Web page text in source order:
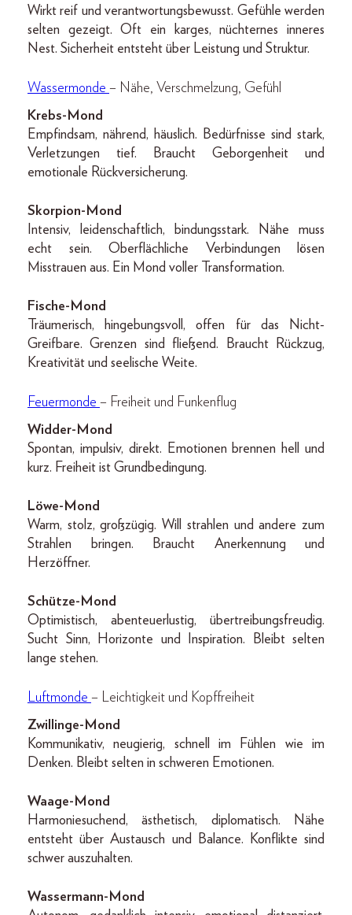
Wirkt reif und verantwortungsbewusst. Gefühle werden
selten gezeigt. Oft ein karges, nüchternes inneres
Nest. Sicherheit entsteht über Leistung und Struktur.
Wassermonde – Nähe, Verschmelzung, Gefühl
Krebs-Mond
Empfindsam, nährend, häuslich. Bedürfnisse sind stark,
Verletzungen tief. Braucht Geborgenheit und
emotionale Rückversicherung.
Skorpion-Mond
Intensiv, leidenschaftlich, bindungsstark. Nähe muss
echt sein. Oberflächliche Verbindungen lösen
Misstrauen aus. Ein Mond voller Transformation.
Fische-Mond
Träumerisch, hingebungsvoll, offen für das Nicht-
Greifbare. Grenzen sind fließend. Braucht Rückzug,
Kreativität und seelische Weite.
Feuermonde – Freiheit und Funkenflug
Widder-Mond
Spontan, impulsiv, direkt. Emotionen brennen hell und
kurz. Freiheit ist Grundbedingung.
Löwe-Mond
Warm, stolz, großzügig. Will strahlen und andere zum
Strahlen bringen. Braucht Anerkennung und
Herzöffner.
Schütze-Mond
Optimistisch, abenteuerlustig, übertreibungsfreudig.
Sucht Sinn, Horizonte und Inspiration. Bleibt selten
lange stehen.
Luftmonde – Leichtigkeit und Kopffreiheit
Zwillinge-Mond
Kommunikativ, neugierig, schnell im Fühlen wie im
Denken. Bleibt selten in schweren Emotionen.
Waage-Mond
Harmoniesuchend, ästhetisch, diplomatisch. Nähe
entsteht über Austausch und Balance. Konflikte sind
schwer auszuhalten.
Wassermann-Mond